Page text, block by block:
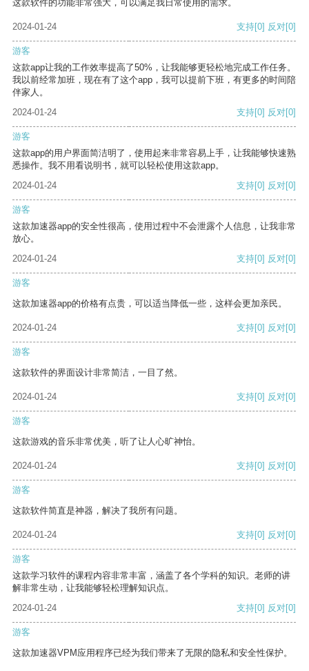
这款软件的功能非常强大，可以满足我日常使用的需求。
2024-01-24 支持[0] 反对[0]
游客
这款app让我的工作效率提高了50%，让我能够更轻松地完成工作任务。
我以前经常加班，现在有了这个app，我可以提前下班，有更多的时间陪
伴家人。
2024-01-24
支持[0] 反对[0]
游客
这款app的用户界面简洁明了，使用起来非常容易上手，让我能够快速熟
悉操作。我不用看说明书，就可以轻松使用这款app。
2024-01-24
支持[0] 反对[0]
游客
这款加速器app的安全性很高，使用过程中不会泄露个人信息，让我非常
放心。
2024-01-24
支持[0] 反对[0]
游客
这款加速器app的价格有点贵，可以适当降低一些，这样会更加亲民。
2024-01-24 支持[0] 反对[0]
游客
这款软件的界面设计非常简洁，一目了然。
2024-01-24 支持[0] 反对[0]
游客
这款游戏的音乐非常优美，听了让人心旷神怡。
2024-01-24 支持[0] 反对[0]
游客
这款软件简直是神器，解决了我所有问题。
2024-01-24 支持[0] 反对[0]
游客
这款学习软件的课程内容非常丰富，涵盖了各个学科的知识。老师的讲
解非常生动，让我能够轻松理解知识点。
2024-01-24
支持[0] 反对[0]
游客
这款加速器VPM应用程序已经为我们带来了无限的隐私和安全性保护。